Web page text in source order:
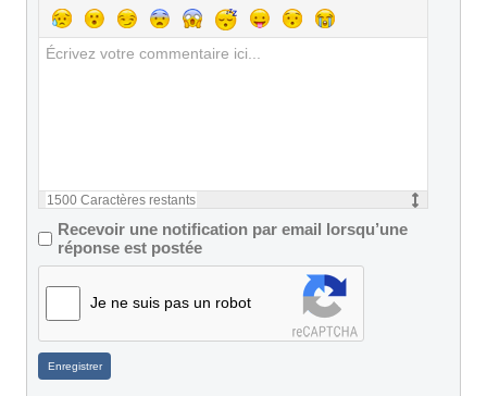
1500 Caractères restants
Recevoir une notification par email lorsqu’une
réponse est postée
Je ne suis pas un robot
Enregistrer